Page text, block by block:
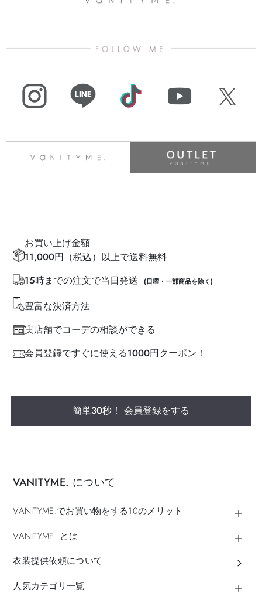
お買い上げ金額
11,000円（税込）以上で送料無料
15時までの注文で当日発送
(日曜・一部商品を除く)
豊富な決済方法
実店舗でコーデの相談ができる
会員登録ですぐに使える1000円クーポン！
簡単30秒！ 会員登録をする
VANITYME. について
VANITYME.でお買い物をする10のメリット
VANITYME. とは
衣装提供依頼について
人気カテゴリ一覧